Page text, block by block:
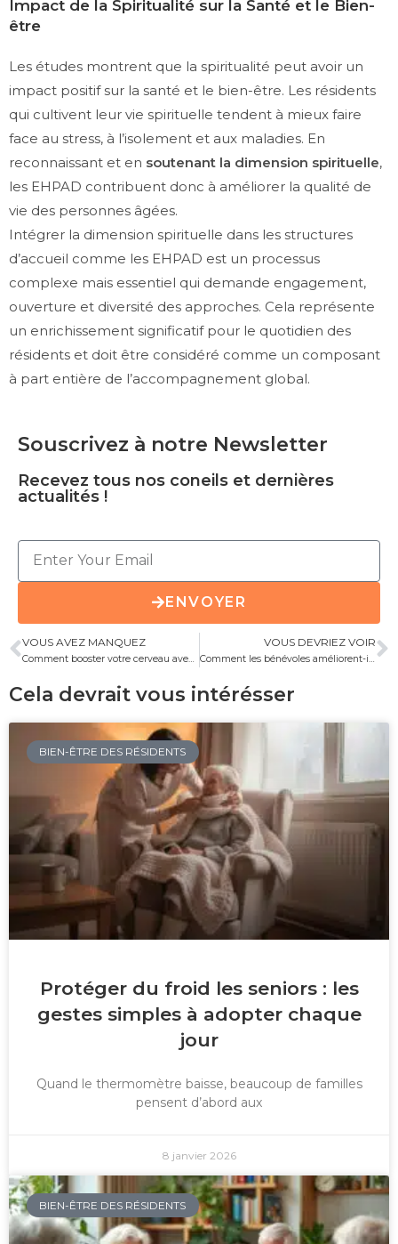
Impact de la Spiritualité sur la Santé et le Bien-
être
Les études montrent que la spiritualité peut avoir un
impact positif sur la santé et le bien-être. Les résidents
qui cultivent leur vie spirituelle tendent à mieux faire
face au stress, à l’isolement et aux maladies. En
reconnaissant et en soutenant la dimension spirituelle,
les EHPAD contribuent donc à améliorer la qualité de
vie des personnes âgées.
Intégrer la dimension spirituelle dans les structures
d’accueil comme les EHPAD est un processus
complexe mais essentiel qui demande engagement,
ouverture et diversité des approches. Cela représente
un enrichissement significatif pour le quotidien des
résidents et doit être considéré comme un composant
à part entière de l’accompagnement global.
Souscrivez à notre Newsletter
Recevez tous nos coneils et dernières
actualités !
ENVOYER
VOUS AVEZ MANQUEZ
Comment booster votre cerveau avec de nouvelles méthodes de stimulation cognitive ?
VOUS DEVRIEZ VOIR
Comment les bénévoles améliorent-ils l’animation en EHPAD ?
Cela devrait vous intérésser
BIEN-ÊTRE DES RÉSIDENTS
Protéger du froid les seniors : les
gestes simples à adopter chaque
jour
Quand le thermomètre baisse, beaucoup de familles
pensent d’abord aux
8 janvier 2026
BIEN-ÊTRE DES RÉSIDENTS